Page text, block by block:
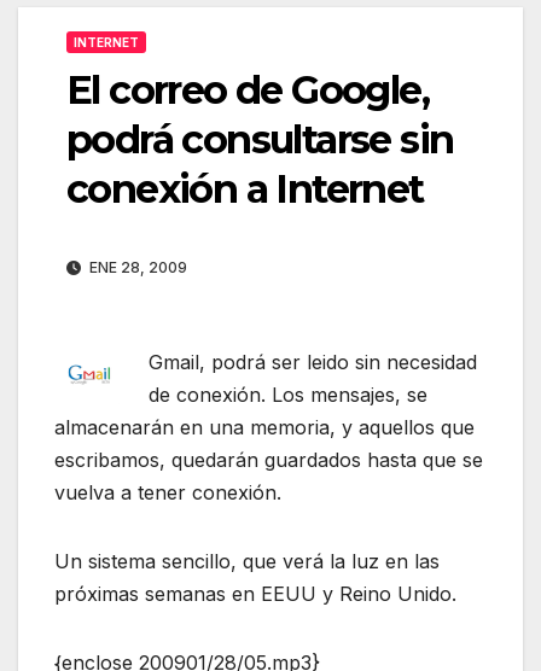
INTERNET
El correo de Google,
podrá consultarse sin
conexión a Internet
ENE 28, 2009
Gmail, podrá ser leido sin necesidad
de conexión. Los mensajes, se
almacenarán en una memoria, y aquellos que
escribamos, quedarán guardados hasta que se
vuelva a tener conexión.
Un sistema sencillo, que verá la luz en las
próximas semanas en EEUU y Reino Unido.
{enclose 200901/28/05.mp3}